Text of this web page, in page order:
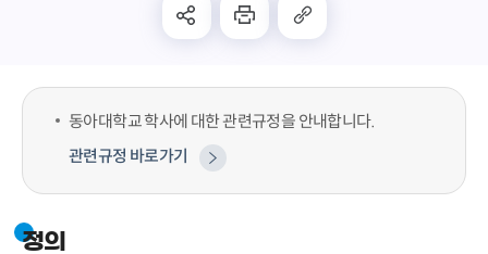
동아대학교 학사에 대한 관련규정을 안내합니다.
관련규정 바로가기
정의